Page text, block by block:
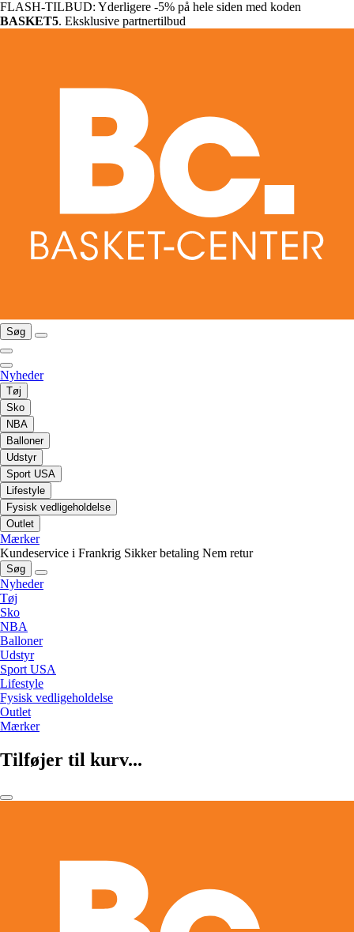
FLASH-TILBUD: Yderligere -5% på hele siden med koden
BASKET5. Eksklusive partnertilbud
Søg
Nyheder
Tøj
Sko
NBA
Balloner
Udstyr
Sport USA
Lifestyle
Fysisk vedligeholdelse
Outlet
Mærker
Kundeservice i Frankrig Sikker betaling Nem retur
Søg
Nyheder
Tøj
Sko
NBA
Balloner
Udstyr
Sport USA
Lifestyle
Fysisk vedligeholdelse
Outlet
Mærker
Tilføjer til kurv...